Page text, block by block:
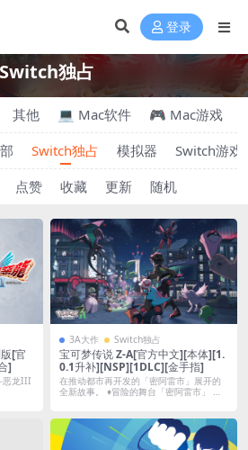
登录
Switch独占
其他 💻 Mac软件 🎮 Mac游戏
Switch独占 模拟器
Switch游戏
点赞 收藏 更新 随机
[官
]
恶龙III
3A大作 Switch独占
宝可梦传说 Z-A[官方中文][本体][1.
0.1升补][NSP][1DLC][金手指]
在推动都市再开发的「密阿雷市」展开的
全新故事。 ♦冒险的舞台「密阿雷市」 冒